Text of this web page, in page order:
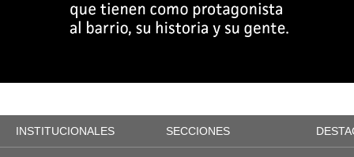
INSTITUCIONALES SECCIONES